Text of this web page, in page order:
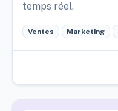
temps réel.
Ventes Marketing